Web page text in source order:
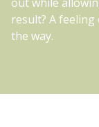
result? A
the way.